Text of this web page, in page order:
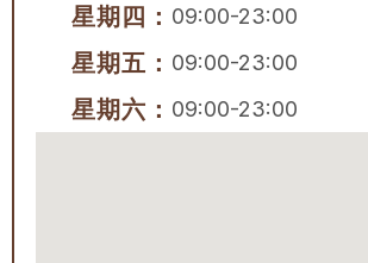
星期四： 09:00-23:00
星期五： 09:00-23:00
星期六： 09:00-23:00